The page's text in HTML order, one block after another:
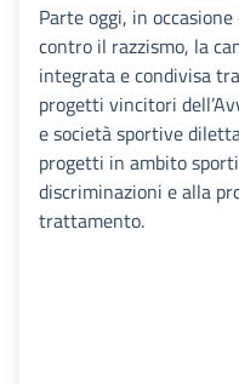
Parte oggi, in
contro il razzismo, la
integrata e condivisa
progetti vincitori
e società sportive
progetti in ambito
discriminazioni e alla
trattamento.